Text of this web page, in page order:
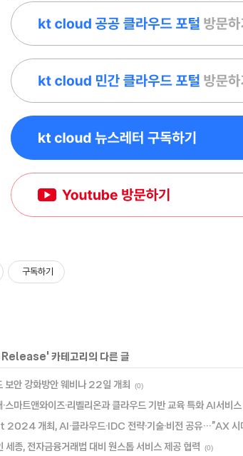
구독하기
' 카테고리의 다른 글
안 강화방안 웨비나 22일 개최 (0)
마트앤와이즈·리벨리온과 클라우드 기반 교육 특화 AI서비스
개최, AI·클라우드·IDC 전략·기술·비전 공유…”AX 시
종, 전자금융거래법 대비 원스톱 서비스 제공 협력
(0)